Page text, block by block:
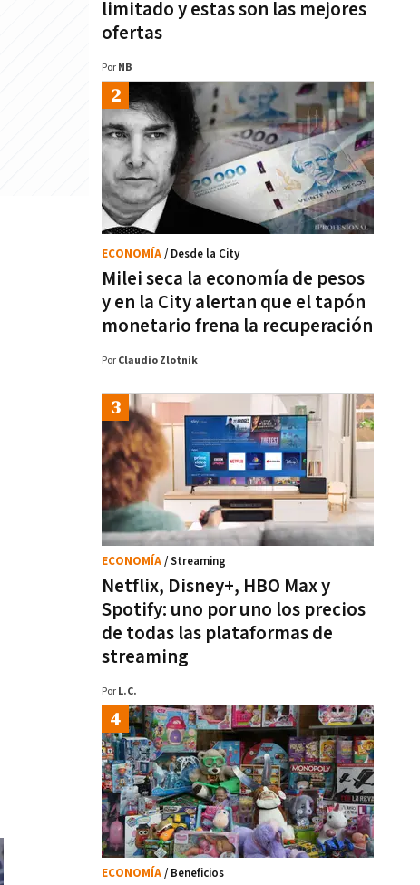
limitado y estas son las mejores
ofertas
Por NB
Milei seca la economía de pesos
y en la City alertan que el tapón
monetario frena la recuperación
ECONOMÍA/ Desde la City
Por Claudio Zlotnik
Netflix, Disney+, HBO Max y
Spotify: uno por uno los precios
de todas las plataformas de
streaming
ECONOMÍA/ Streaming
Por L.C.
ECONOMÍA/ Beneficios